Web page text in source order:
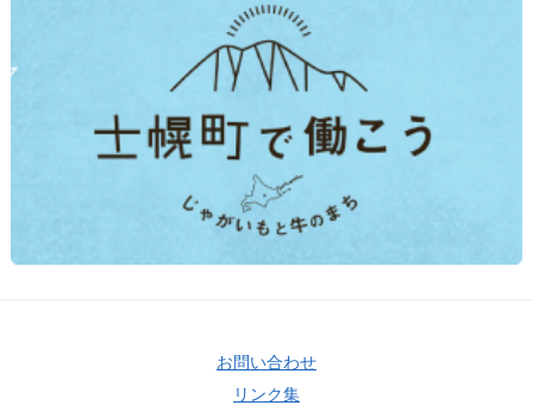
お問い合わせ
リンク集